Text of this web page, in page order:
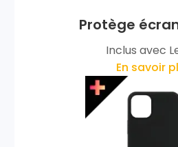
Protège
Inclus avec
En savoir